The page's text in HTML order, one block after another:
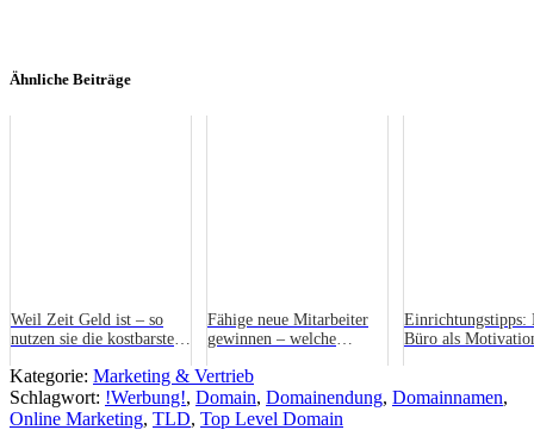
Ähnliche Beiträge
Weil Zeit Geld ist – so
nutzen sie die kostbarste
Unternehmens optimal
Fähige neue Mitarbeiter
gewinnen – welche
Erfolg?
Einrichtungstipps:
Büro als
Kategorie: Marketing & Vertrieb
Schlagwort: !Werbung!, Domain, Domainendung, Domainnamen,
Online Marketing, TLD, Top Level Domain